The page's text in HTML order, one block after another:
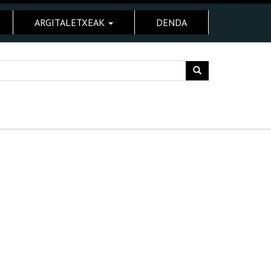
ARGITALETXEAK DENDA